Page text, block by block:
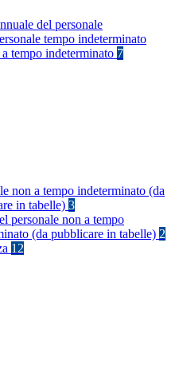
del personale
tempo indeterminato
tempo indeterminato 7
non a tempo indeterminato (da
in tabelle) 3
personale non a tempo
(da pubblicare in tabelle) 2
12